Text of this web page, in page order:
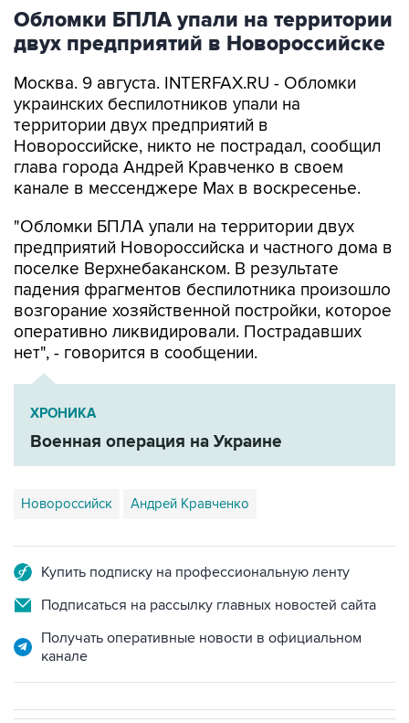
Обломки БПЛА упали на территории
двух предприятий в Новороссийске
Москва. 9 августа. INTERFAX.RU - Обломки
украинских беспилотников упали на
территории двух предприятий в
Новороссийске, никто не пострадал, сообщил
глава города Андрей Кравченко в своем
канале в мессенджере Max в воскресенье.
"Обломки БПЛА упали на территории двух
предприятий Новороссийска и частного дома в
поселке Верхнебаканском. В результате
падения фрагментов беспилотника произошло
возгорание хозяйственной постройки, которое
оперативно ликвидировали. Пострадавших
нет", - говорится в сообщении.
ХРОНИКА
Военная операция на Украине
Новороссийск Андрей Кравченко
Купить подписку на профессиональную ленту
Подписаться на рассылку главных новостей сайта
Получать оперативные новости в официальном
канале